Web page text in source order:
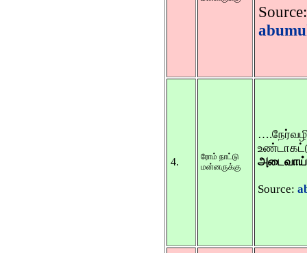
Source:
4.
ரோம் நாட்டு
மன்னருக்கு
அடைவாய்
Source: